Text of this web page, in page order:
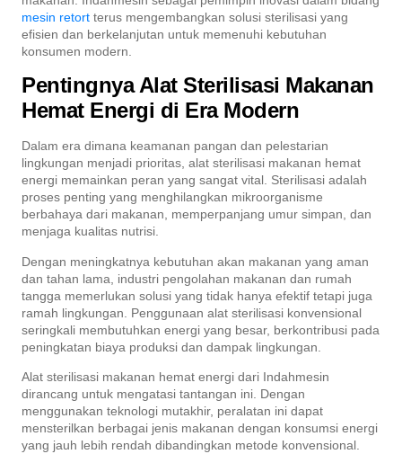
mesin retort terus mengembangkan solusi sterilisasi yang
efisien dan berkelanjutan untuk memenuhi kebutuhan
konsumen modern.
Pentingnya Alat Sterilisasi Makanan
Hemat Energi di Era Modern
Dalam era dimana keamanan pangan dan pelestarian
lingkungan menjadi prioritas, alat sterilisasi makanan hemat
energi memainkan peran yang sangat vital. Sterilisasi adalah
proses penting yang menghilangkan mikroorganisme
berbahaya dari makanan, memperpanjang umur simpan, dan
menjaga kualitas nutrisi.
Dengan meningkatnya kebutuhan akan makanan yang aman
dan tahan lama, industri pengolahan makanan dan rumah
tangga memerlukan solusi yang tidak hanya efektif tetapi juga
ramah lingkungan. Penggunaan alat sterilisasi konvensional
seringkali membutuhkan energi yang besar, berkontribusi pada
peningkatan biaya produksi dan dampak lingkungan.
Alat sterilisasi makanan hemat energi dari Indahmesin
dirancang untuk mengatasi tantangan ini. Dengan
menggunakan teknologi mutakhir, peralatan ini dapat
mensterilkan berbagai jenis makanan dengan konsumsi energi
yang jauh lebih rendah dibandingkan metode konvensional.